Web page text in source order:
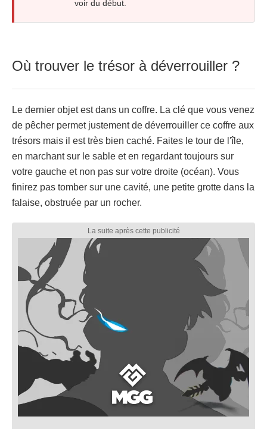
voir du début.
Où trouver le trésor à déverrouiller ?
Le dernier objet est dans un coffre. La clé que vous venez
de pêcher permet justement de déverrouiller ce coffre aux
trésors mais il est très bien caché. Faites le tour de l'île,
en marchant sur le sable et en regardant toujours sur
votre gauche et non pas sur votre droite (océan). Vous
finirez pas tomber sur une cavité, une petite grotte dans la
falaise, obstruée par un rocher.